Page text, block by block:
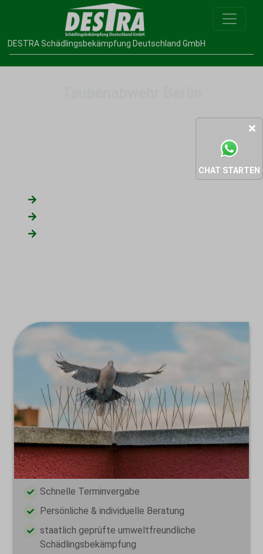
CHAT STARTEN
DESTRA Schädlingsbekämpfung Deutschland GmbH
Wir sind Spezialisten zur Taubenabwehr in Berlin und
bieten effektive und wirtschaftliche Lösungen zur
Vergrämmung von Tauben und
Schnelle Terminvergabe
Persönliche & individuelle Beratung
staatlich geprüfte umweltfreundliche
Schädlingsbekämpfung